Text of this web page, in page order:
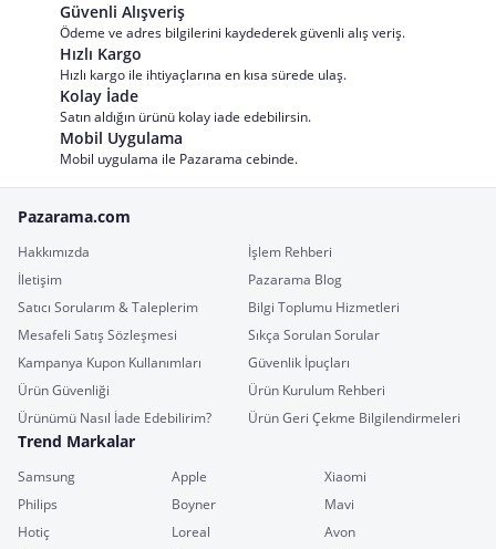
Güvenli Alışveriş
Ödeme ve adres bilgilerini kaydederek güvenli alış veriş.
Hızlı Kargo
Hızlı kargo ile ihtiyaçlarına en kısa sürede ulaş.
Kolay İade
Satın aldığın ürünü kolay iade edebilirsin.
Mobil Uygulama
Mobil uygulama ile Pazarama cebinde.
Pazarama.com
Hakkımızda
İşlem Rehberi
İletişim
Pazarama Blog
Satıcı Sorularım & Taleplerim
Bilgi Toplumu Hizmetleri
Mesafeli Satış Sözleşmesi
Sıkça Sorulan Sorular
Kampanya Kupon Kullanımları
Güvenlik İpuçları
Ürün Güvenliği
Ürün Kurulum Rehberi
Ürünümü Nasıl İade Edebilirim?
Ürün Geri Çekme Bilgilendirmeleri
Trend Markalar
Samsung Apple
Xiaomi
Philips
Boyner
Mavi
Hotiç
Loreal
Avon